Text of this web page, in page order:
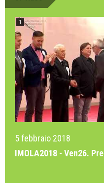
5 febbraio 2018
IMOLA2018 - Ven26.
1